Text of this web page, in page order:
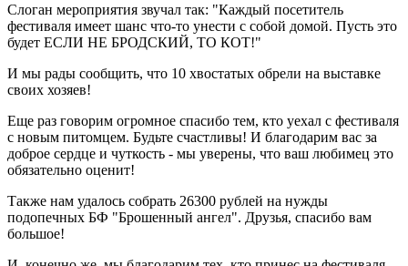
Слоган мероприятия звучал так: "Каждый посетитель
фестиваля имеет шанс что-то унести с собой домой. Пусть это
будет ЕСЛИ НЕ БРОДСКИЙ, ТО КОТ!"
И мы рады сообщить, что 10 хвостатых обрели на выставке
своих хозяев!
Еще раз говорим огромное спасибо тем, кто уехал с фестиваля
с новым питомцем. Будьте счастливы! И благодарим вас за
доброе сердце и чуткость - мы уверены, что ваш любимец это
обязательно оценит!
Также нам удалось собрать 26300 рублей на нужды
подопечных БФ "Брошенный ангел". Друзья, спасибо вам
большое!